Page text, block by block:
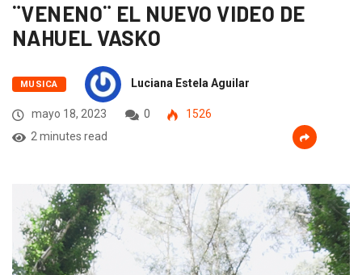
¨VENENO¨ EL NUEVO VIDEO DE
NAHUEL VASKO
MUSICA Luciana Estela Aguilar
mayo 18, 2023 0
1526
2 minutes read